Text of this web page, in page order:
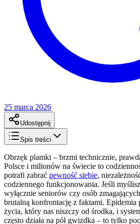
25 marca 2026
Udostępnij
Spis treści
Obrzęk plamki – brzmi technicznie,
Polsce i milionów na świecie to
potrafi zabrać pewność siebie,
codziennego funkcjonowania. Jeśli
wyłącznie seniorów czy osób
brutalną konfrontację z faktami. Epidemia
życia, który nas niszczy od środka, i
często działa na pół gwizdka – to tylko